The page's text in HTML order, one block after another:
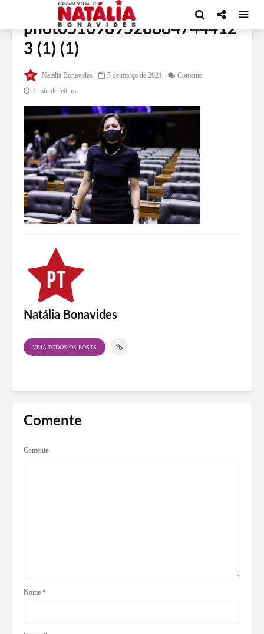
photo510989528884744412
3 (1) (1)
Natália Bonavides 5 de março de 2021
Comente
1 min de leitura
Natália Bonavides
VEJA TODOS OS POSTS
Comente
Comente
Nome *